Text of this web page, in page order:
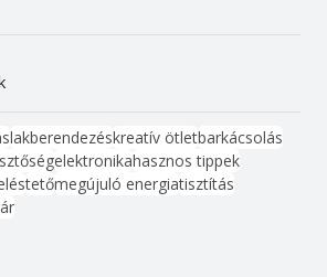
lakberendezéskreatív ötletbarkácsolás
elektronikahasznos tippek
tetőmegújuló energiatisztítás